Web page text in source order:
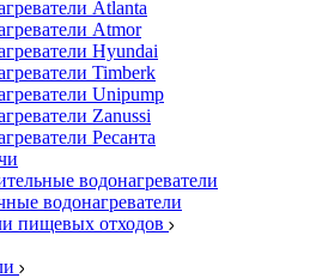
Atlanta
Atmor
Hyundai
Timberk
Unipump
Zanussi
Ресанта
водонагреватели
водонагреватели
пищевых отходов